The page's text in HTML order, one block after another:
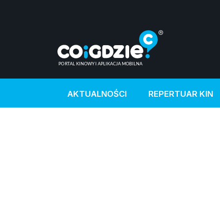
AKTUALNOŚCI REPERTUAR KIN